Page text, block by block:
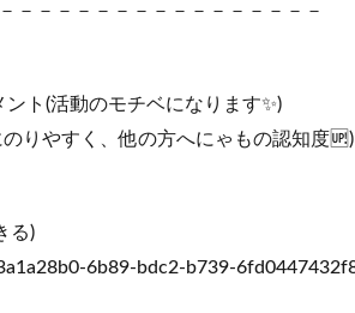
－－－－－－－－－－－－－－－－
ト(活動のモチベになります✨)
のりやすく、他の方へにゃもの認知度🆙)
る)
6b89-bdc2-b739-